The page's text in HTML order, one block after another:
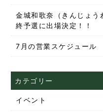
金城和歌奈（きんじょう
終予選に出場決定！！
7月の営業スケジュール
カテゴリー
イベント